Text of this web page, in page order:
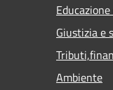
Giustizia e
Ambiente